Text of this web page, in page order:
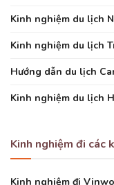
Kinh nghiệm du lịch
Kinh nghiệm du lịch
Hướng dẫn du lịch
Kinh nghiệm du lịch
Kinh nghiệm đi các
Kinh nghiệm đi